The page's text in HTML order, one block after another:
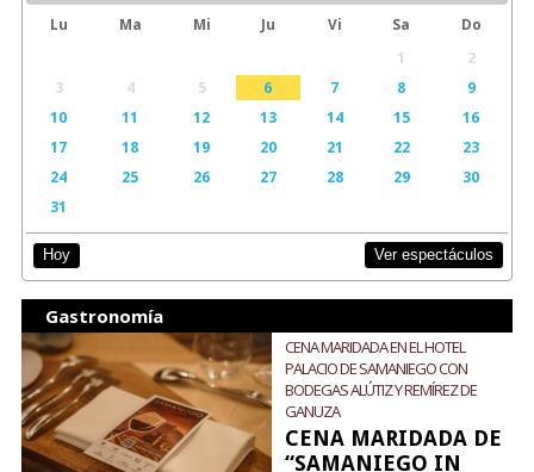
Lu Ma Mi Ju Vi Sa
Do
1
2
3
4 5 6 7 8
9
10
11 12 13 14 15
16
17
18 19 20 21 22
23
24
25 26 27 28 29
30
31
Hoy Ver espectáculos
Gastronomía
CENA MARIDADA EN EL HOTEL
PALACIO DE SAMANIEGO CON
BODEGAS ALÚTIZ Y REMÍREZ DE
GANUZA
CENA MARIDADA DE
“SAMANIEGO IN